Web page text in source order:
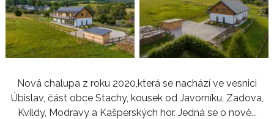
Nová chalupa z roku 2020,která se nachází ve vesnici
Úbislav, část obce Stachy, kousek od Javorníku, Zadova,
Kvildy, Modravy a Kašperských hor. Jedná se o nově...